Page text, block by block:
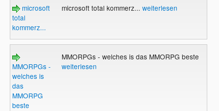
microsoft
total
kommerz...
microsoft total kommerz... weiterlesen
MMORPGs -
welches is
das
MMORPG
beste
MMORPGs - welches is das MMORPG beste
weiterlesen